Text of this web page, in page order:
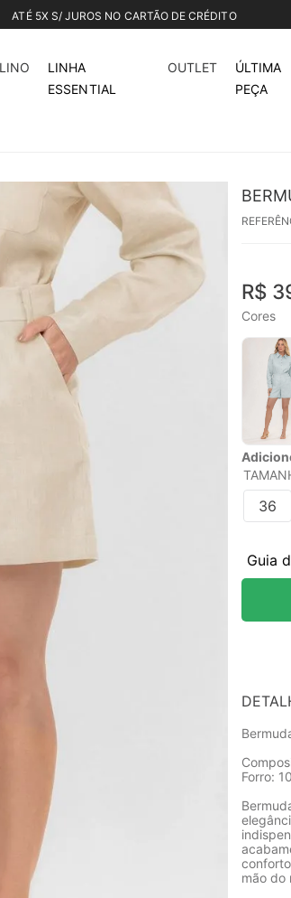
ATÉ 5X S/ JUROS NO CARTÃO DE CRÉDITO
LINHA
ESSENTIAL
OUTLET
ÚLTIMA
PEÇA
R$
Cores
36
Guia
Forro:
mão do